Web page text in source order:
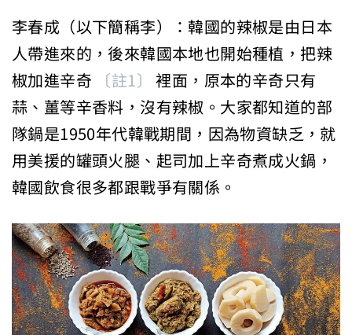
李春成（以下簡稱李）：韓國的辣椒是由日本
人帶進來的，後來韓國本地也開始種植，把辣
椒加進辛奇 〔註1〕 裡面，原本的辛奇只有
蒜、薑等辛香料，沒有辣椒。大家都知道的部
隊鍋是1950年代韓戰期間，因為物資缺乏，就
用美援的罐頭火腿、起司加上辛奇煮成火鍋，
韓國飲食很多都跟戰爭有關係。